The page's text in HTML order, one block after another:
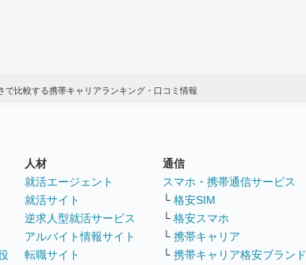
で比較する携帯キャリアランキング・口コミ情報
人材
就活エージェント
就活サイト
逆求人型就活サービス
アルバイト情報サイト
転職サイト
通信
スマホ・携帯通信サービス
└ 格安SIM
└ 格安スマホ
└ 携帯キャリア
└ 携帯キャリア格安ブランド